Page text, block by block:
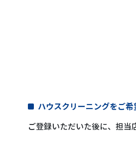
ハウスクリーニングをご
ご登録いただいた後に、担当